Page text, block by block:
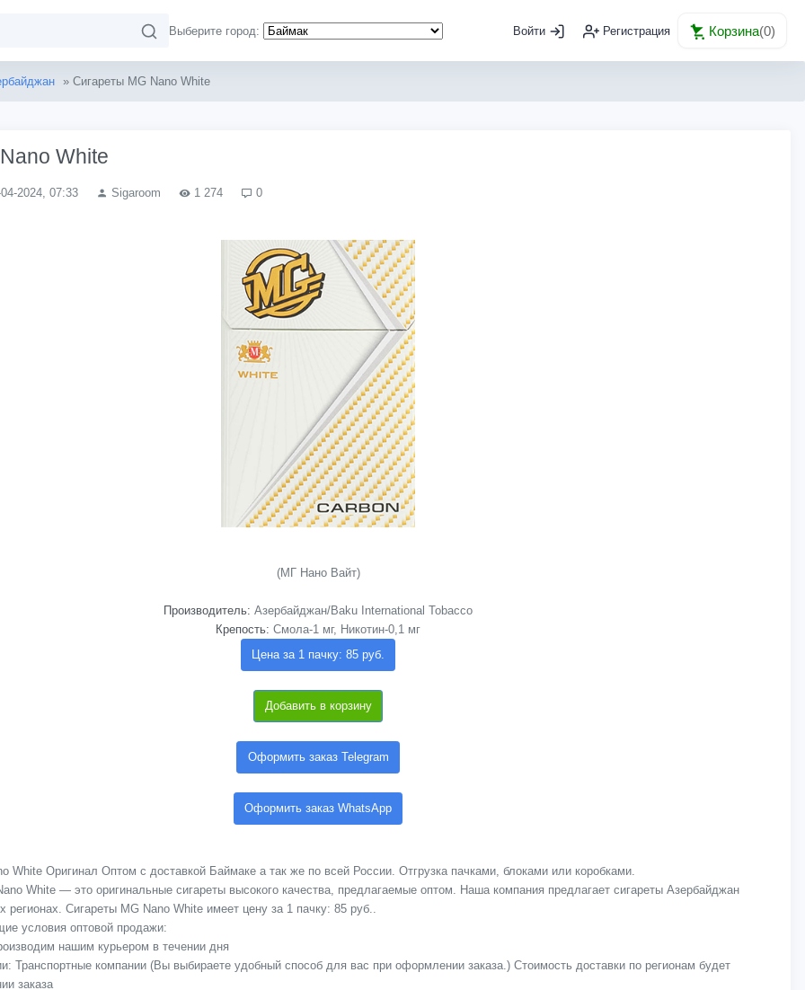
Выберите город: Войти Регистрация Корзина(0)
» Сигареты MG Nano White
White
2024, 07:33 Sigaroom 1 274 0
(МГ Нано Вайт)
Производитель: Азербайджан/Baku International Tobacco
Крепость: Смола-1 мг, Никотин-0,1 мг
Цена за 1 пачку: 85 руб.
Добавить в корзину
Оформить заказ Telegram
Оформить заказ WhatsApp
White Оригинал Оптом с доставкой Баймаке а так же по всей России. Отгрузка пачками, блоками или коробками.
White — это оригинальные сигареты высокого качества, предлагаемые оптом. Наша компания предлагает сигареты Азербайджан
регионах. Сигареты MG Nano White имеет цену за 1 пачку: 85 руб..
условия оптовой продажи:
нашим курьером в течении дня
Транспортные компании (Вы выбираете удобный способ для вас при оформлении заказа.) Стоимость доставки по регионам будет
заказа